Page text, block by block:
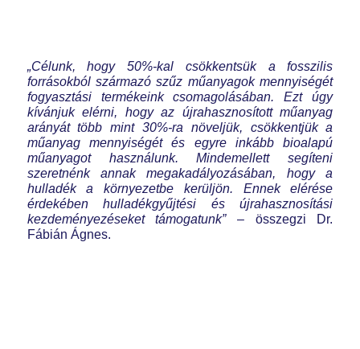
„Célunk, hogy 50%-kal csökkentsük a fosszilis
forrásokból származó szűz műanyagok mennyiségét
fogyasztási termékeink csomagolásában. Ezt úgy
kívánjuk elérni, hogy az újrahasznosított műanyag
arányát több mint 30%-ra növeljük, csökkentjük a
műanyag mennyiségét és egyre inkább bioalapú
műanyagot használunk. Mindemellett segíteni
szeretnénk annak megakadályozásában, hogy a
hulladék a környezetbe kerüljön. Ennek elérése
érdekében hulladékgyűjtési és újrahasznosítási
kezdeményezéseket támogatunk”– összegzi Dr.
Fábián Ágnes.